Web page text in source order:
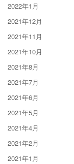
2022年1月
2021年12月
2021年11月
2021年10月
2021年8月
2021年7月
2021年6月
2021年5月
2021年4月
2021年2月
2021年1月